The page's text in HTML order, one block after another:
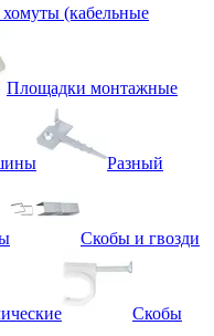
(кабельные
Площадки монтажные
Разный
Скобы и гвозди
Скобы